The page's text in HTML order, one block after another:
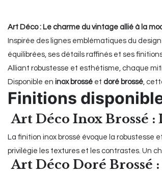
Art Déco : Le charme du vintage allié à la
Inspirée des lignes emblématiques du
équilibrées, ses détails raffinés et ses
Alliant robustesse et esthétisme, chaque
Disponible en inox brossé et doré brossé,
Finitions
Art Déco Inox Brossé
La finition inox brossé évoque la robustesse
privilégie les textures et les contrastes. Un
Art Déco Doré